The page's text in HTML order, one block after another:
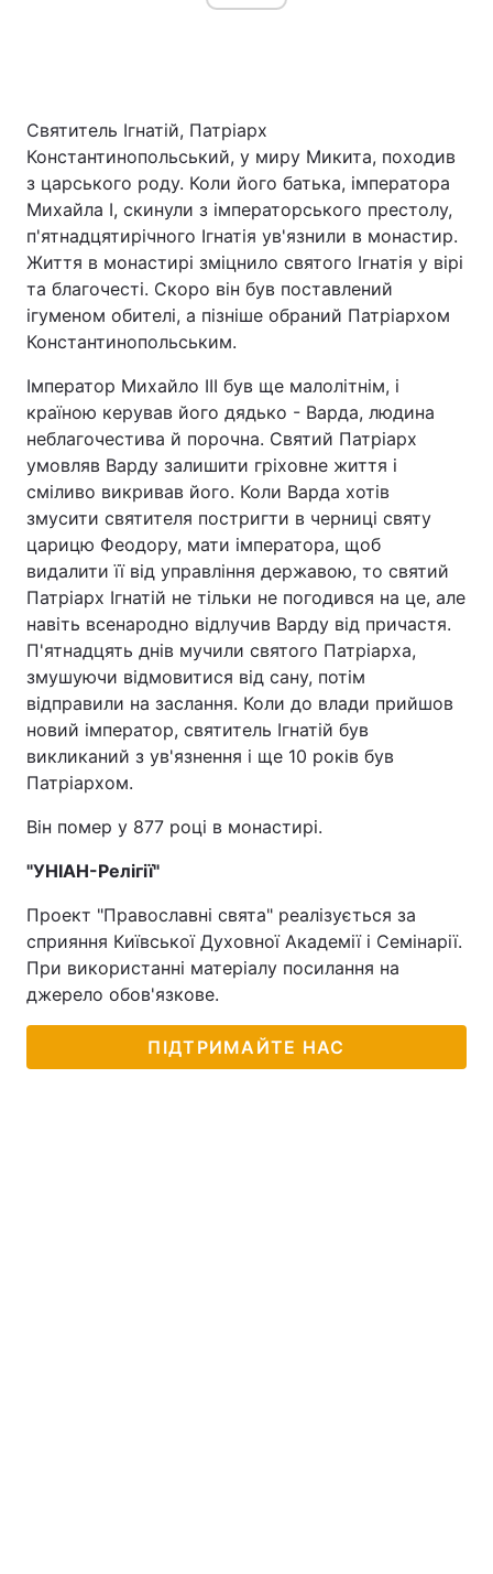
Святитель Ігнатій, Патріарх
Константинопольський, у миру Микита, походив
з царського роду. Коли його батька, імператора
Михайла I, скинули з імператорського престолу,
п'ятнадцятирічного Ігнатія ув'язнили в монастир.
Життя в монастирі зміцнило святого Ігнатія у вірі
та благочесті. Скоро він був поставлений
ігуменом обителі, а пізніше обраний Патріархом
Константинопольським.
Імператор Михайло III був ще малолітнім, і
країною керував його дядько - Варда, людина
неблагочестива й порочна. Святий Патріарх
умовляв Варду залишити гріховне життя і
сміливо викривав його. Коли Варда хотів
змусити святителя постригти в черниці святу
царицю Феодору, мати імператора, щоб
видалити її від управління державою, то святий
Патріарх Ігнатій не тільки не погодився на це, але
навіть всенародно відлучив Варду від причастя.
П'ятнадцять днів мучили святого Патріарха,
змушуючи відмовитися від сану, потім
відправили на заслання. Коли до влади прийшов
новий імператор, святитель Ігнатій був
викликаний з ув'язнення і ще 10 років був
Патріархом.
Він помер у 877 році в монастирі.
"УНІАН-Релігії"
Проект "Православні свята" реалізується за
сприяння Київської Духовної Академії і Семінарії.
При використанні матеріалу посилання на
джерело обов'язкове.
ПІДТРИМАЙТЕ НАС